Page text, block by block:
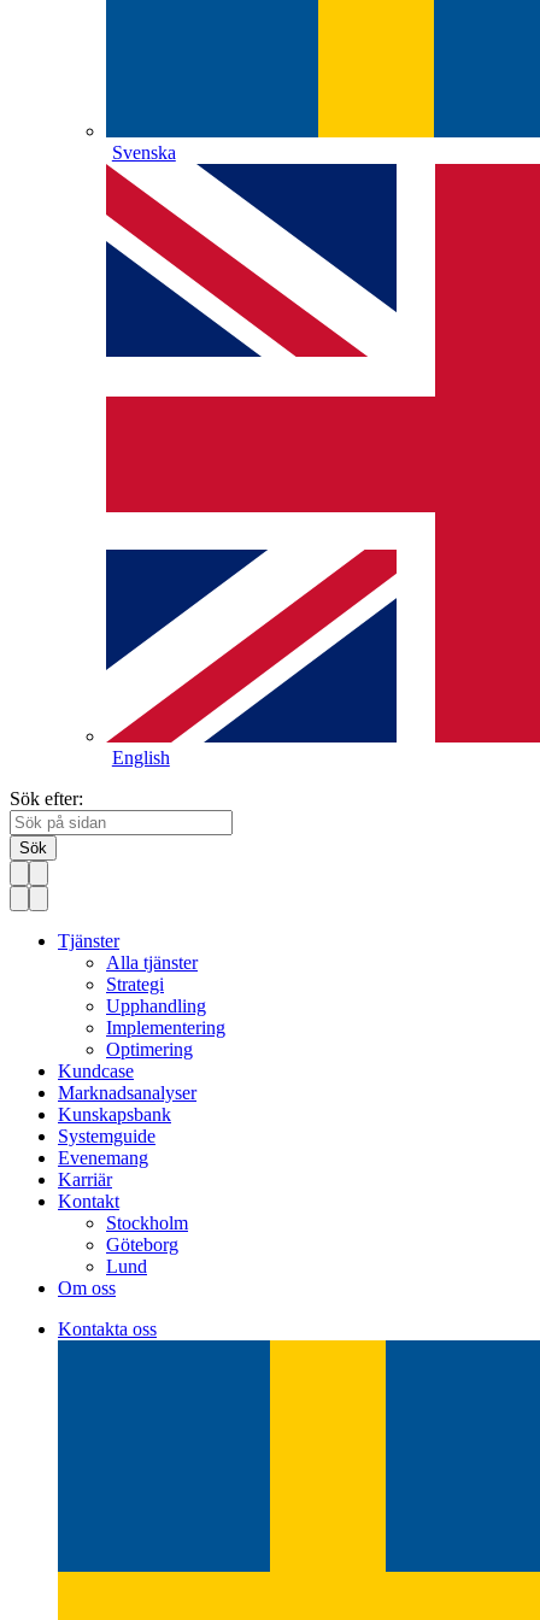
Svenska
English
Sök efter:
Sök
Tjänster
Alla tjänster
Strategi
Upphandling
Implementering
Optimering
Kundcase
Marknadsanalyser
Kunskapsbank
Systemguide
Evenemang
Karriär
Kontakt
Stockholm
Göteborg
Lund
Om oss
Kontakta oss